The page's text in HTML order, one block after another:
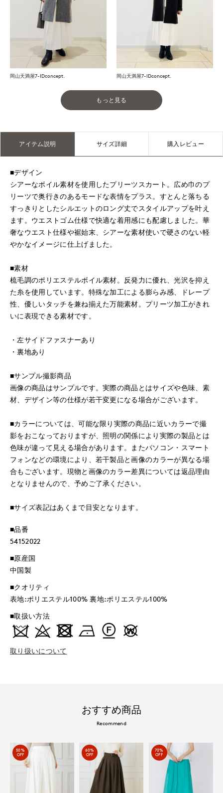
岡山天満屋7-IDconcept. 岡山天満屋7-IDconcept.
もっと見る
アイテム説明 サイズ詳細 購入レビュー
■デザイン
シアーなボイル素材を使用したプリーツスカート。広め巾のプ
リーツで奥行きのあるモードな表情をプラス。すとんと落ちる
すっきりとしたシルエットのロング丈でスタイルアップを叶え
ます。ウエストゴム仕様で快適な着用感にも配慮しました。華
奢なウエスト仕様や裾始末、シアーな素材使いで硬さのない軽
やかなイメージに仕上げました。
■素材
梳毛調のポリエステルボイル素材。反発力に優れ、光沢を抑え
た糸を使用しています。特殊な加工による膨らみ感、ドレープ
性、優しいタッチを兼ね揃えた万能素材。プリーツ加工がきれ
いに表現できる素材です。
・左サイドファスナーあり
・裏地あり
■サンプル撮影商品
画像の商品はサンプルです。実際の商品とはサイズや色味、素
材、デザイン等の仕様が若干変更になる場合がございます。
■カラーについては、可能な限り実際の商品に近いカラーで撮
影をおこなっておりますが、照明の関係により実際の製品とは
色味が違って見える場合があります。またパソコン・スマート
フォンなどの環境により、若干製品と画像のカラーが異なる場
合もございます。現物と画像のカラー差異については返品理由
となりませんので、予めご了承ください。
■サイズ表記はあくまで目安となります。
■品番
54152022
■原産国
中国製
■クオリティ
表地:ポリエステル100% 裏地:ポリエステル100%
■取扱い方法
取り扱いについて
おすすめ商品
Recommend
50%
OFF
60%
OFF
70%
OFF